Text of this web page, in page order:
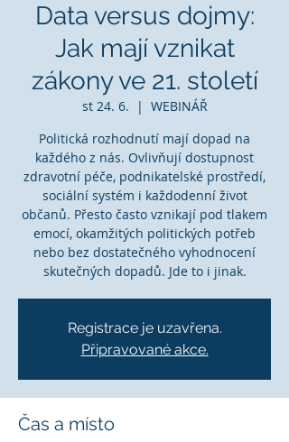
Data versus dojmy:
Jak mají vznikat
zákony ve 21. století
st 24. 6.
  |
WEBINÁŘ
Politická rozhodnutí mají dopad na
každého z nás. Ovlivňují dostupnost
zdravotní péče, podnikatelské prostředí,
sociální systém i každodenní život
občanů. Přesto často vznikají pod tlakem
emocí, okamžitých politických potřeb
nebo bez dostatečného vyhodnocení
skutečných dopadů. Jde to i jinak.
Registrace je uzavřena.
Připravované akce.
Čas a místo